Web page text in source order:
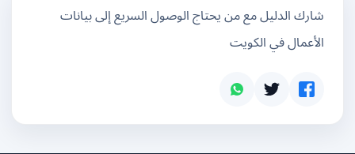
شارك الدليل مع من يحتاج الوصول السريع إلى بيانات
الأعمال في الكويت